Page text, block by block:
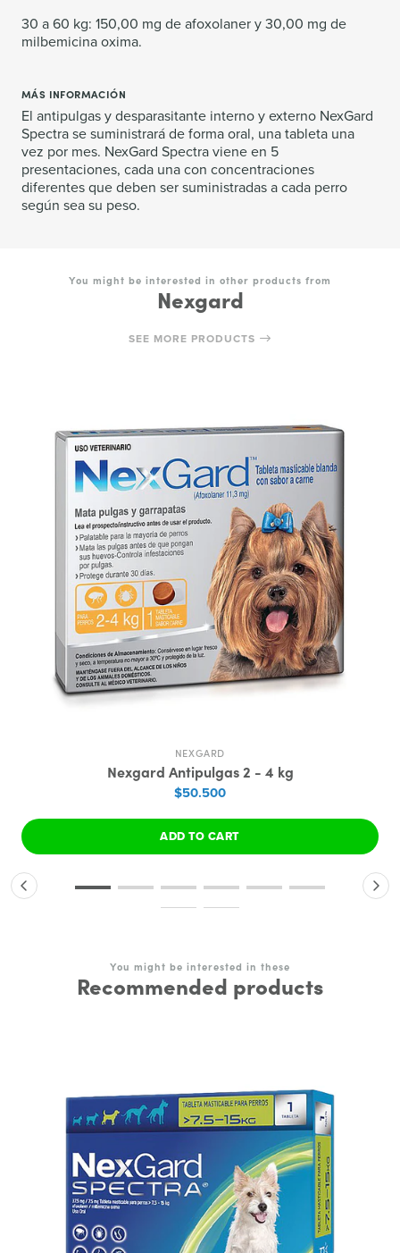
30 a 60 kg: 150,00 mg de afoxolaner y 30,00 mg de
milbemicina oxima.
MÁS INFORMACIÓN
El antipulgas y desparasitante interno y externo NexGard
Spectra se suministrará de forma oral, una tableta una
vez por mes. NexGard Spectra viene en 5
presentaciones, cada una con concentraciones
diferentes que deben ser suministradas a cada perro
según sea su peso.
You might be interested in other products from
Nexgard
SEE MORE PRODUCTS
NEXGARD
Nexgard Antipulgas 2 - 4 kg
$50.500
ADD TO CART
You might be interested in these
Recommended products